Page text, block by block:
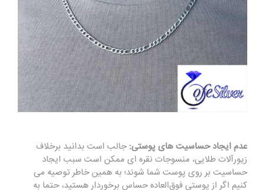
عدم ایجاد حساسیت های پوستی: جالب است بدانید برخلاف
زیورآلات طلایی، منسوجات نقره ای ممکن است سبب ایجاد
حساسیت بر روی پوست شما شوند؛ به همین خاطر توصیه می
کنیم اگر از پوستی فوق‌العاده حساس برخوردار هستید، حتما به